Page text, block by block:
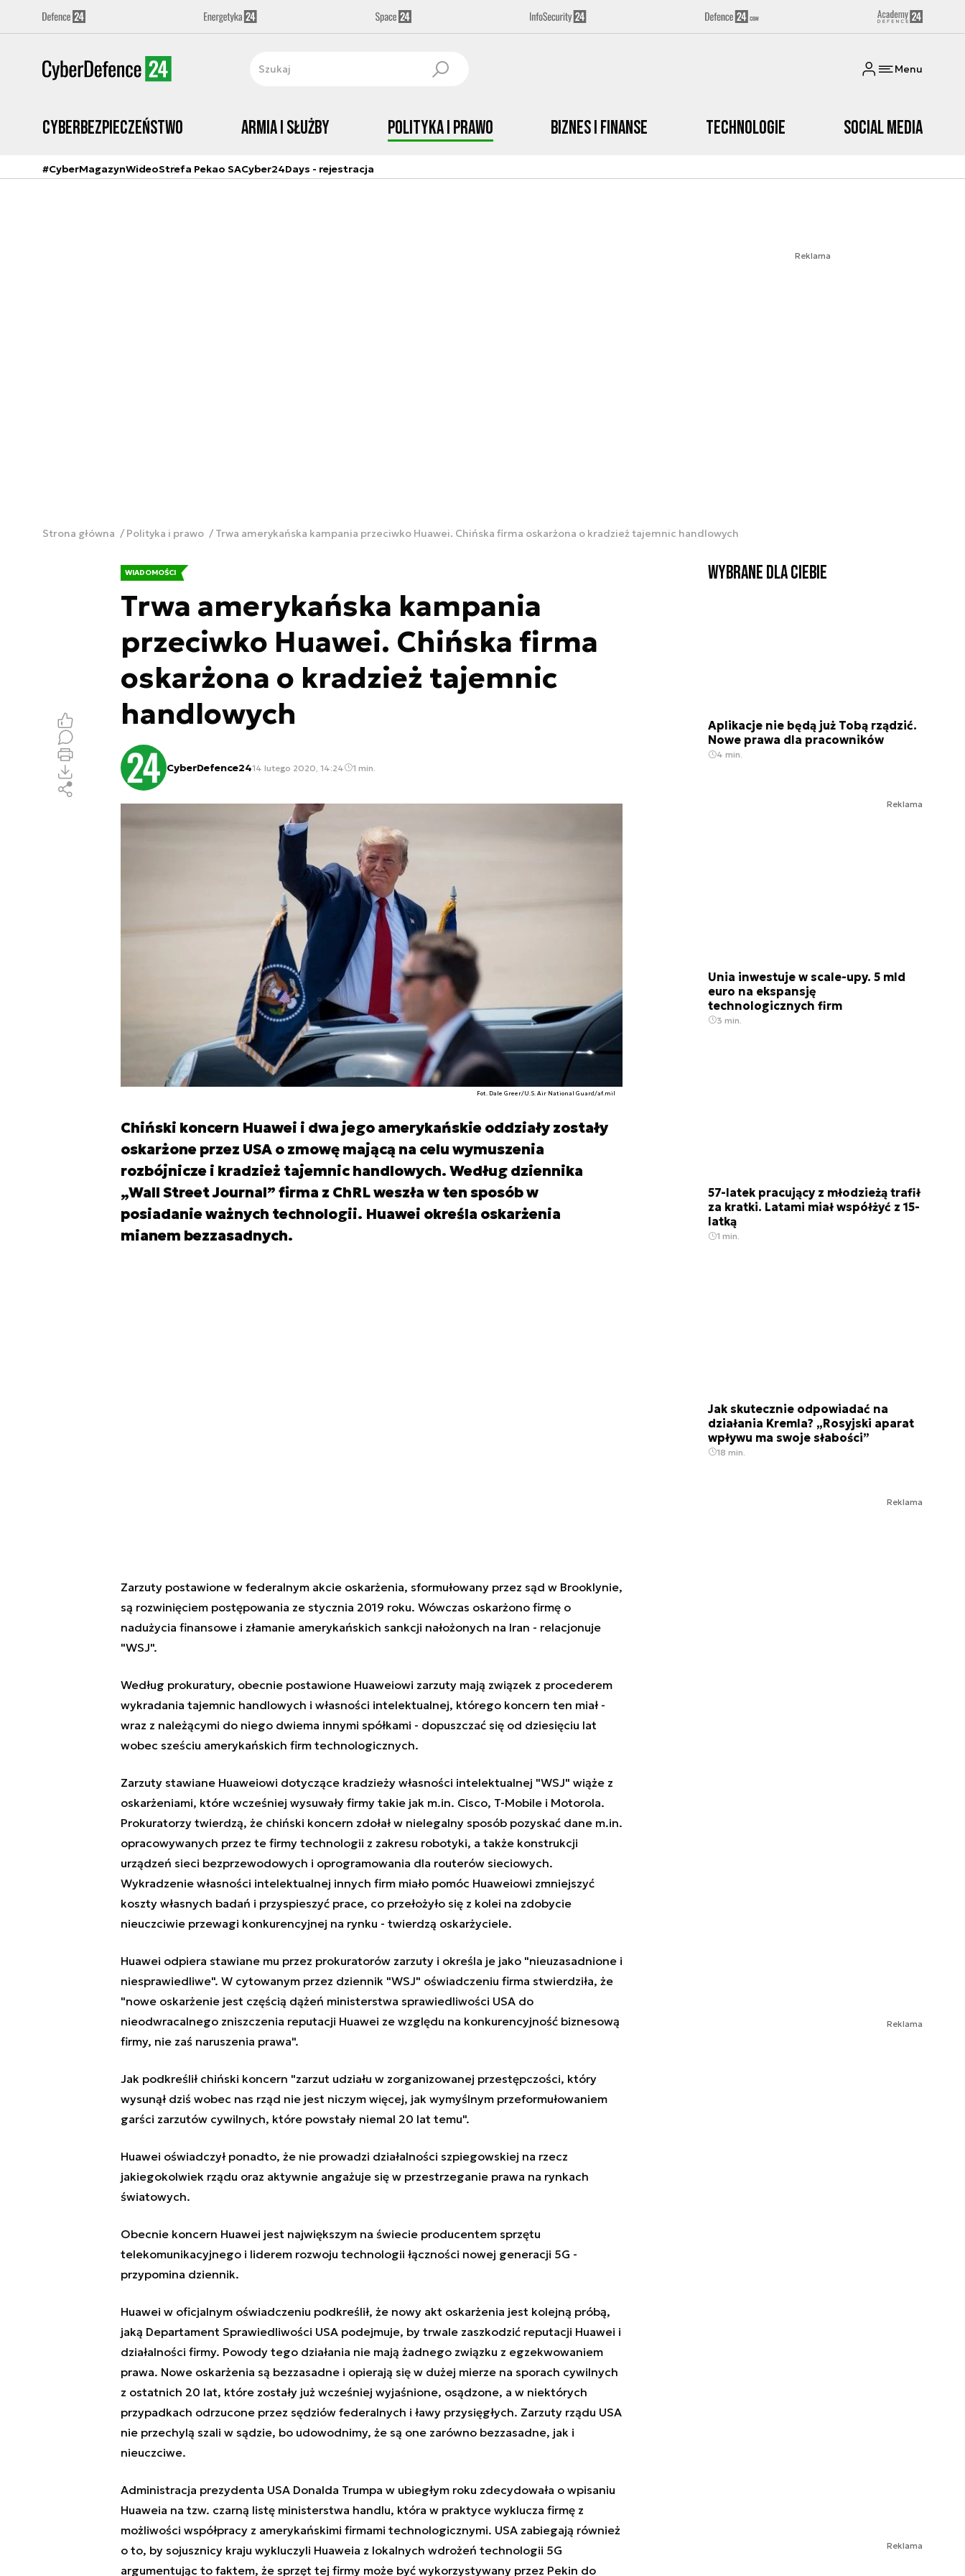
Menu
Cyberbezpieczeństwo Armia i Służby Polityka i prawo Biznes i Finanse Technologie Social media
#CyberMagazynWideoStrefa Pekao SACyber24Days - rejestracja
Reklama
Strona główna Polityka i prawo Trwa amerykańska kampania przeciwko Huawei. Chińska firma oskarżona o kradzież tajemnic handlowych
WIADOMOŚCI
Trwa amerykańska kampania
przeciwko Huawei. Chińska firma
oskarżona o kradzież tajemnic
handlowych
CyberDefence2414 lutego 2020, 14:24 1 min.
Fot. Dale Greer/U.S. Air National Guard/af.mil
Chiński koncern Huawei i dwa jego amerykańskie oddziały zostały
oskarżone przez USA o zmowę mającą na celu wymuszenia
rozbójnicze i kradzież tajemnic handlowych. Według dziennika
„Wall Street Journal” firma z ChRL weszła w ten sposób w
posiadanie ważnych technologii. Huawei określa oskarżenia
mianem bezzasadnych.
Zarzuty postawione w federalnym akcie oskarżenia, sformułowany przez sąd w Brooklynie,
są rozwinięciem postępowania ze stycznia 2019 roku. Wówczas oskarżono firmę o
nadużycia finansowe i złamanie amerykańskich sankcji nałożonych na Iran - relacjonuje
"WSJ".
Według prokuratury, obecnie postawione Huaweiowi zarzuty mają związek z procederem
wykradania tajemnic handlowych i własności intelektualnej, którego koncern ten miał -
wraz z należącymi do niego dwiema innymi spółkami - dopuszczać się od dziesięciu lat
wobec sześciu amerykańskich firm technologicznych.
Zarzuty stawiane Huaweiowi dotyczące kradzieży własności intelektualnej "WSJ" wiąże z
oskarżeniami, które wcześniej wysuwały firmy takie jak m.in. Cisco, T-Mobile i Motorola.
Prokuratorzy twierdzą, że chiński koncern zdołał w nielegalny sposób pozyskać dane m.in.
opracowywanych przez te firmy technologii z zakresu robotyki, a także konstrukcji
urządzeń sieci bezprzewodowych i oprogramowania dla routerów sieciowych.
Wykradzenie własności intelektualnej innych firm miało pomóc Huaweiowi zmniejszyć
koszty własnych badań i przyspieszyć prace, co przełożyło się z kolei na zdobycie
nieuczciwie przewagi konkurencyjnej na rynku - twierdzą oskarżyciele.
Huawei odpiera stawiane mu przez prokuratorów zarzuty i określa je jako "nieuzasadnione i
niesprawiedliwe". W cytowanym przez dziennik "WSJ" oświadczeniu firma stwierdziła, że
"nowe oskarżenie jest częścią dążeń ministerstwa sprawiedliwości USA do
nieodwracalnego zniszczenia reputacji Huawei ze względu na konkurencyjność biznesową
firmy, nie zaś naruszenia prawa".
Jak podkreślił chiński koncern "zarzut udziału w zorganizowanej przestępczości, który
wysunął dziś wobec nas rząd nie jest niczym więcej, jak wymyślnym przeformułowaniem
garści zarzutów cywilnych, które powstały niemal 20 lat temu".
Huawei oświadczył ponadto, że nie prowadzi działalności szpiegowskiej na rzecz
jakiegokolwiek rządu oraz aktywnie angażuje się w przestrzeganie prawa na rynkach
światowych.
Obecnie koncern Huawei jest największym na świecie producentem sprzętu
telekomunikacyjnego i liderem rozwoju technologii łączności nowej generacji 5G -
przypomina dziennik.
Huawei w oficjalnym oświadczeniu podkreślił, że nowy akt oskarżenia jest kolejną próbą,
jaką Departament Sprawiedliwości USA podejmuje, by trwale zaszkodzić reputacji Huawei i
działalności firmy. Powody tego działania nie mają żadnego związku z egzekwowaniem
prawa. Nowe oskarżenia są bezzasadne i opierają się w dużej mierze na sporach cywilnych
z ostatnich 20 lat, które zostały już wcześniej wyjaśnione, osądzone, a w niektórych
przypadkach odrzucone przez sędziów federalnych i ławy przysięgłych. Zarzuty rządu USA
nie przechylą szali w sądzie, bo udowodnimy, że są one zarówno bezzasadne, jak i
nieuczciwe.
Administracja prezydenta USA Donalda Trumpa w ubiegłym roku zdecydowała o wpisaniu
Huaweia na tzw. czarną listę ministerstwa handlu, która w praktyce wyklucza firmę z
możliwości współpracy z amerykańskimi firmami technologicznymi. USA zabiegają również
o to, by sojusznicy kraju wykluczyli Huaweia z lokalnych wdrożeń technologii 5G
argumentując to faktem, że sprzęt tej firmy może być wykorzystywany przez Pekin do
Wybrane dla Ciebie
Aplikacje nie będą już Tobą rządzić.
Nowe prawa dla pracowników
4 min.
Reklama
Unia inwestuje w scale-upy. 5 mld
euro na ekspansję
technologicznych firm
3 min.
57-latek pracujący z młodzieżą trafił
za kratki. Latami miał współżyć z 15-
latką
1 min.
Jak skutecznie odpowiadać na
działania Kremla? „Rosyjski aparat
wpływu ma swoje słabości”
18 min.
Reklama
Reklama
Reklama